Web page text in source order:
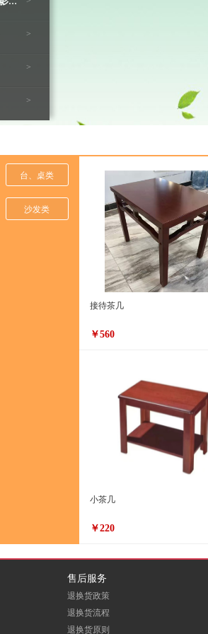
>
>
>
台、桌类
沙发类
接待茶几
￥560
小茶几
￥220
售后服务
退换货政策
退换货流程
退换货原则